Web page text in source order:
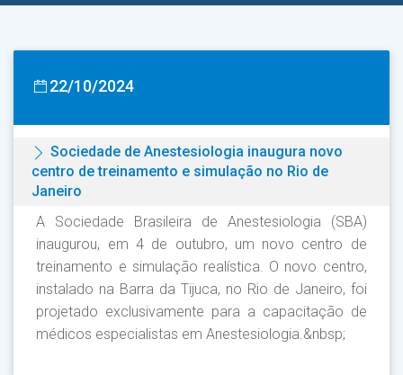
22/10/2024
Sociedade de Anestesiologia inaugura novo
centro de treinamento e simulação no Rio de
Janeiro
A Sociedade Brasileira de Anestesiologia (SBA)
inaugurou, em 4 de outubro, um novo centro de
treinamento e simulação realística. O novo centro,
instalado na Barra da Tijuca, no Rio de Janeiro, foi
projetado exclusivamente para a capacitação de
médicos especialistas em Anestesiologia.&nbsp;